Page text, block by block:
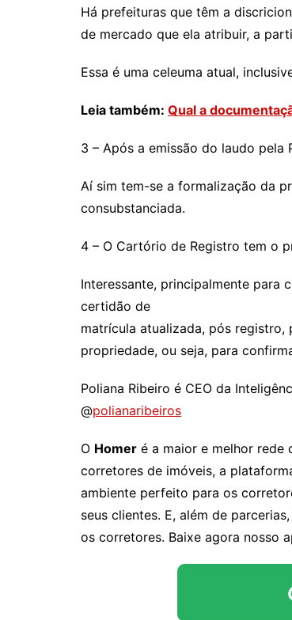
Há prefeituras que têm a
de mercado que ela atribuir, a
Essa é uma celeuma atual,
Leia também: Qual a
3 – Após a emissão do laudo pela
Aí sim tem-se a formalização da
consubstanciada.
4 – O Cartório de Registro tem o
Interessante, principalmente para
certidão de
matrícula atualizada, pós registro,
propriedade, ou seja, para
Poliana Ribeiro é CEO da
@polianaribeiros
O Homer é a maior e melhor rede
corretores de imóveis, a
ambiente perfeito para os
seus clientes. E, além de
os corretores. Baixe agora nosso